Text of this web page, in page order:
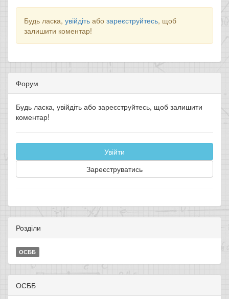
Будь ласка, увійдіть або зареєструйтесь, щоб
залишити коментар!
Форум
Будь ласка, увійдіть або зареєструйтесь, щоб залишити
коментар!
Увійти
Зареєструватись
Розділи
ОСББ
ОСББ